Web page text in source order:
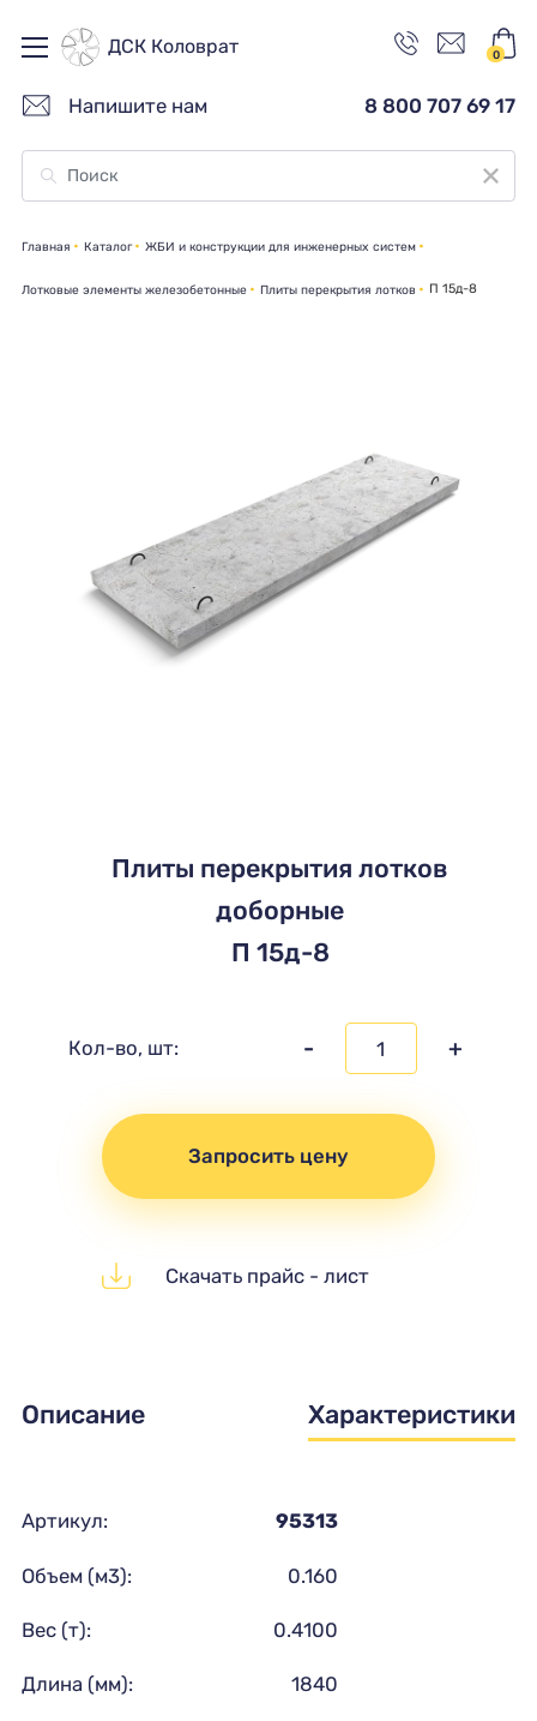
ДСК Коловрат 0
Напишите нам 8 800 707 69 17
Главная Каталог ЖБИ и конструкции для инженерных систем
Лотковые элементы железобетонные Плиты перекрытия лотков П 15д-8
Плиты перекрытия лотков
доборные
П 15д-8
Кол-во, шт: - +
Запросить цену
Скачать прайс - лист
Описание Характеристики
Артикул: 95313
Объем (м3): 0.160
Вес (т): 0.4100
Длина (мм): 1840